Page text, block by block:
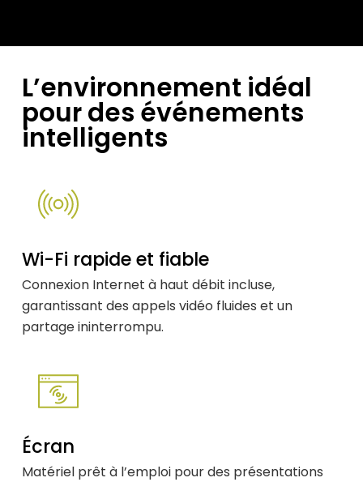
L’environnement idéal
pour des événements
intelligents
Wi-Fi rapide et fiable
Connexion Internet à haut débit incluse,
garantissant des appels vidéo fluides et un
partage ininterrompu.
Écran
Matériel prêt à l’emploi pour des présentations